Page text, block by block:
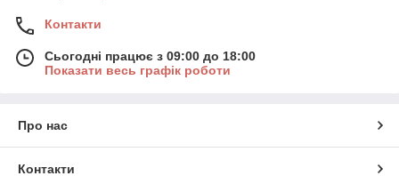
Контакти
Сьогодні працює з 09:00 до 18:00
Показати весь графік роботи
Про нас
Контакти